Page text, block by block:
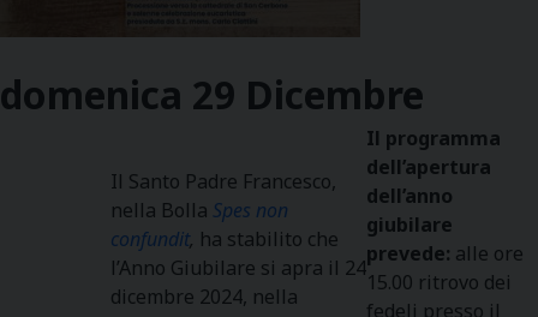
domenica 29 Dicembre
Il Santo Padre Francesco,
nella Bolla Spes non
confundit, ha stabilito che
l’Anno Giubilare si apra il 24
dicembre 2024, nella
Il programma
dell’apertura
dell’anno
giubilare
prevede: alle ore
15.00 ritrovo dei
fedeli presso il